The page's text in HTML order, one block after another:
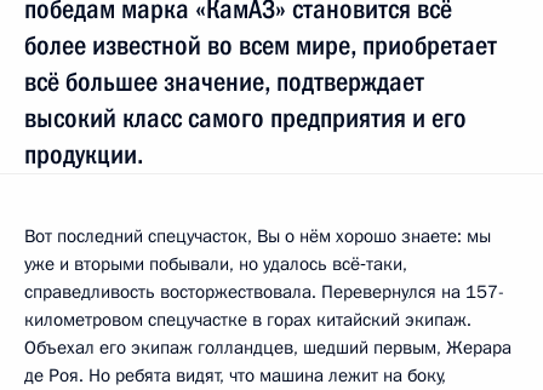
победам марка «КамАЗ» становится всё
более известной во всем мире, приобретает
всё большее значение, подтверждает
высокий класс самого предприятия и его
продукции.
Вот последний спецучасток, Вы о нём хорошо знаете: мы
уже и вторыми побывали, но удалось всё‑таки,
справедливость восторжествовала. Перевернулся на 157-
километровом спецучастке в горах китайский экипаж.
Объехал его экипаж голландцев, шедший первым, Жерара
де Роя. Но ребята видят, что машина лежит на боку,